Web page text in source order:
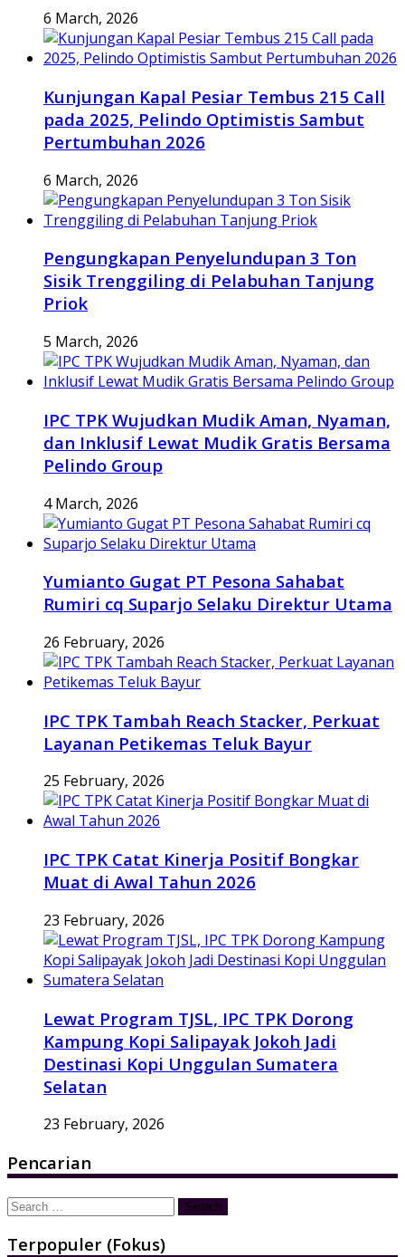
6 March, 2026
Kunjungan Kapal Pesiar Tembus 215 Call
pada 2025, Pelindo Optimistis Sambut
Pertumbuhan 2026
6 March, 2026
Pengungkapan Penyelundupan 3 Ton
Sisik Trenggiling di Pelabuhan Tanjung
Priok
5 March, 2026
IPC TPK Wujudkan Mudik Aman, Nyaman,
dan Inklusif Lewat Mudik Gratis Bersama
Pelindo Group
4 March, 2026
Yumianto Gugat PT Pesona Sahabat
Rumiri cq Suparjo Selaku Direktur Utama
26 February, 2026
IPC TPK Tambah Reach Stacker, Perkuat
Layanan Petikemas Teluk Bayur
25 February, 2026
IPC TPK Catat Kinerja Positif Bongkar
Muat di Awal Tahun 2026
23 February, 2026
Lewat Program TJSL, IPC TPK Dorong
Kampung Kopi Salipayak Jokoh Jadi
Destinasi Kopi Unggulan Sumatera
Selatan
23 February, 2026
Pencarian
Search
Terpopuler (Fokus)